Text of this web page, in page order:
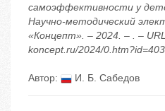
самоэффективности у
Научно-методический
«Концепт». – 2024. – . –
koncept.ru/2024/
Автор: И. Б. Сабедов